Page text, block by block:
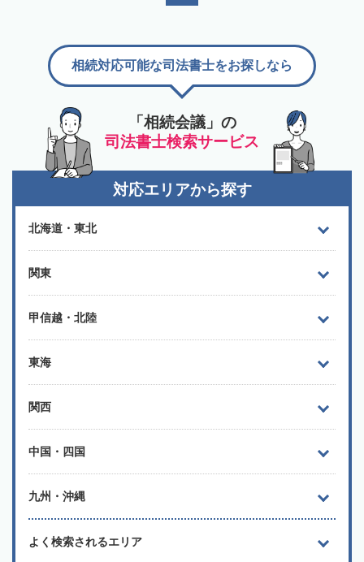
「相続会議」の
司法書士検索サービス
相続対応可能な司法書士をお探しなら
対応エリアから探す
北海道・東北
関東
甲信越・北陸
東海
関西
中国・四国
九州・沖縄
よく検索されるエリア